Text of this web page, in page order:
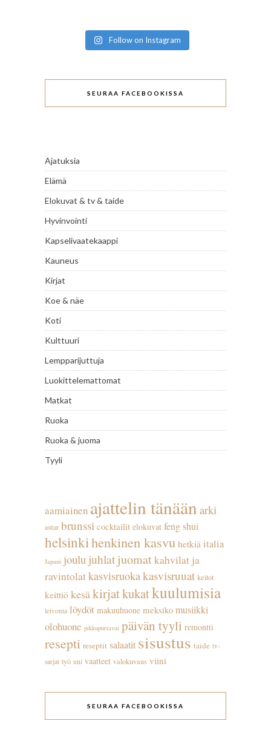
Follow on Instagram
SEURAA FACEBOOKISSA
Ajatuksia
Elämä
Elokuvat & tv & taide
Hyvinvointi
Kapselivaatekaappi
Kauneus
Kirjat
Koe & näe
Koti
Kulttuuri
Lempparijuttuja
Luokittelemattomat
Matkat
Ruoka
Ruoka & juoma
Tyyli
aamiainen ajattelin tänään arki
astiat brunssi cocktailit elokuvat feng shui
helsinkihenkinen kasvu hetkiä italia
Japani joulu juhlatjuomatkahvilat ja
ravintolatkasvisruokakasvisruuat keitot
keittiö kesäkirjatkukatkuulumisia
leivonta löydöt makuuhuone meksiko musiikki
olohuone pikkupurtavat päivän tyyli remontti
resepti reseptit salaatit sisustus taide tv-
sarjat työ uni vaatteet valokuvaus viini
SEURAA FACEBOOKISSA